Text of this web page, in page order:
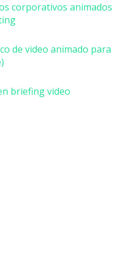
corporativos animados
de video animado para
briefing video